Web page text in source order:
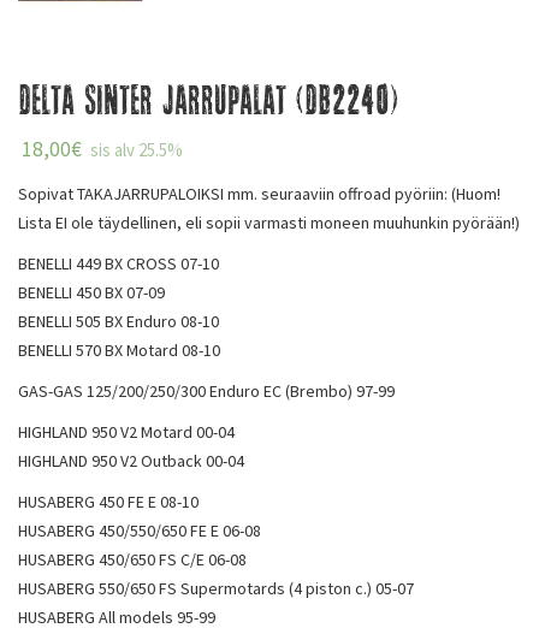
Delta Sinter Jarrupalat (DB2240)
18,00€ sis alv 25.5%
Sopivat TAKAJARRUPALOIKSI mm. seuraaviin offroad pyöriin: (Huom!
Lista EI ole täydellinen, eli sopii varmasti moneen muuhunkin pyörään!)
BENELLI 449 BX CROSS 07-10
BENELLI 450 BX 07-09
BENELLI 505 BX Enduro 08-10
BENELLI 570 BX Motard 08-10
GAS-GAS 125/200/250/300 Enduro EC (Brembo) 97-99
HIGHLAND 950 V2 Motard 00-04
HIGHLAND 950 V2 Outback 00-04
HUSABERG 450 FE E 08-10
HUSABERG 450/550/650 FE E 06-08
HUSABERG 450/650 FS C/E 06-08
HUSABERG 550/650 FS Supermotards (4 piston c.) 05-07
HUSABERG All models 95-99